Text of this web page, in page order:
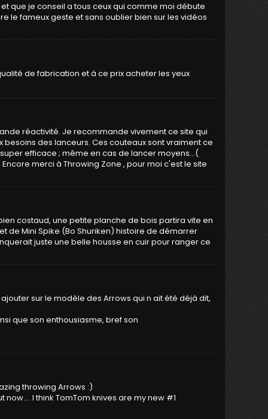
que je conseil a tous ceux qui comme moi débute
le fameux geste et sans oublier bien sur les vidéos
de fabrication et à ce prix acheter les yeux
réactivité. Je recommande vivement ce site qui
des lanceurs. Ces couteaux sont vraiment ce
efficace ; même en cas de lancer moyens...(
merci à Throwing Zone , pour moi c'est le site
costaud, une petite planche de bois partira vite en
de Mini Spike (Bo Shuriken) histoire de démarrer
juste une belle housse en cuir pour ranger ce
sur le modèle des Arrows qui n ait été déjà dit,
que son enthousiasme, bref son
throwing Arrows :)
I think TomTom knives are my new #1